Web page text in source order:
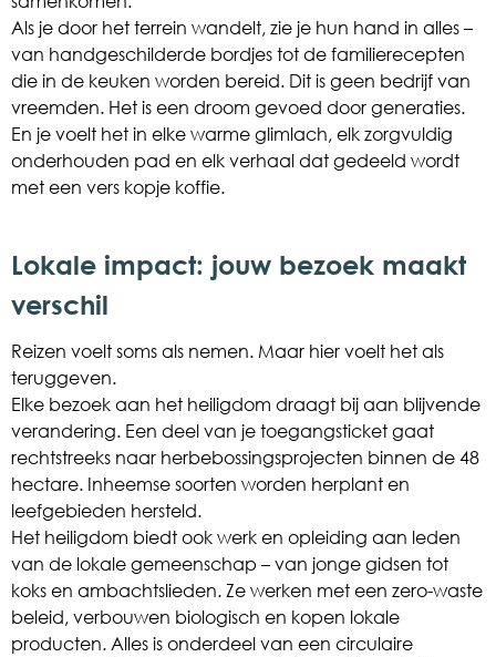
Als je door het terrein wandelt, zie je hun hand in alles –
van handgeschilderde bordjes tot de familierecepten
die in de keuken worden bereid. Dit is geen bedrijf van
vreemden. Het is een droom gevoed door generaties.
En je voelt het in elke warme glimlach, elk zorgvuldig
onderhouden pad en elk verhaal dat gedeeld wordt
met een vers kopje koffie.
Lokale impact: jouw bezoek maakt
verschil
Reizen voelt soms als nemen. Maar hier voelt het als
teruggeven.
Elke bezoek aan het heiligdom draagt bij aan blijvende
verandering. Een deel van je toegangsticket gaat
rechtstreeks naar herbebossingsprojecten binnen de 48
hectare. Inheemse soorten worden herplant en
leefgebieden hersteld.
Het heiligdom biedt ook werk en opleiding aan leden
van de lokale gemeenschap – van jonge gidsen tot
koks en ambachtslieden. Ze werken met een zero-waste
beleid, verbouwen biologisch en kopen lokale
producten. Alles is onderdeel van een circulaire